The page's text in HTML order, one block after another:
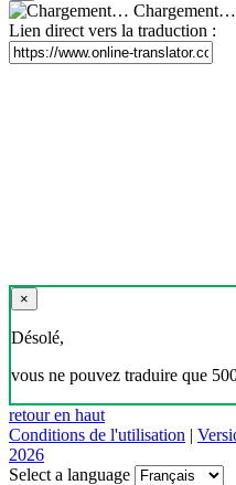
Chargement…
Lien direct vers la traduction :
×
Désolé,
vous ne pouvez traduire que
retour en haut
Conditions de l'utilisation |
2026
Select a language